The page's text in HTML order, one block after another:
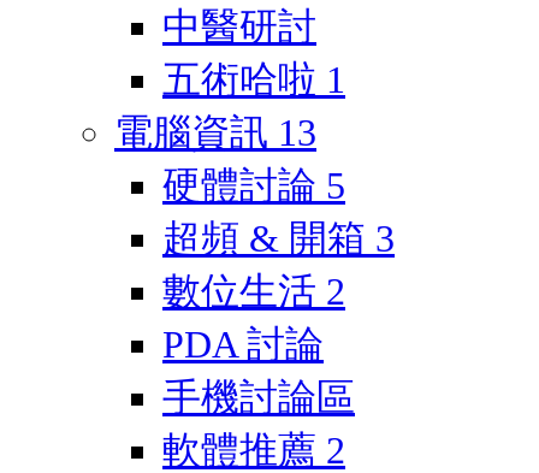
中醫研討
五術哈啦 1
電腦資訊 13
硬體討論 5
超頻 & 開箱 3
數位生活 2
PDA 討論
手機討論區
軟體推薦 2